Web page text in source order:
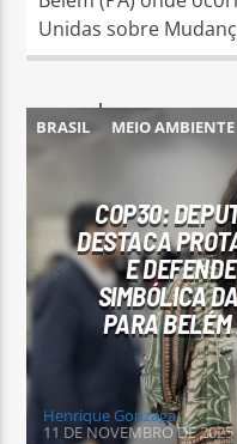
Unidas sobre
BRASIL MEIO AMBIENTE
COP30:
DESTACA
E
SIMBÓLICA
PARA BELÉM
Henrique Gonzaga
11 DE NOVEMBRO DE 2025